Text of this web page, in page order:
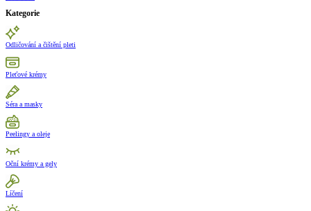
Kategorie
Odličování a čištění pleti
Pleťové krémy
Séra a masky
Peelingy a oleje
Oční krémy a gely
Líčení